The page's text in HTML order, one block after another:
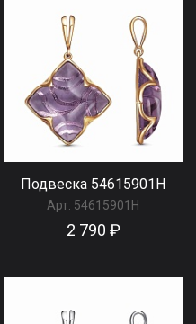
Подвеска 54615901Н
Арт: 54615901Н
2 790 ₽